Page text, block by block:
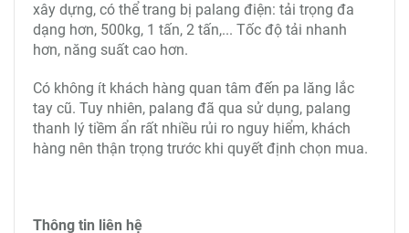
xây dựng, có thể trang bị palang điện: tải trọng đa
dạng hơn, 500kg, 1 tấn, 2 tấn,... Tốc độ tải nhanh
hơn, năng suất cao hơn.
Có không ít khách hàng quan tâm đến pa lăng lắc
tay cũ. Tuy nhiên, palang đã qua sử dụng, palang
thanh lý tiềm ẩn rất nhiều rủi ro nguy hiểm, khách
hàng nên thận trọng trước khi quyết định chọn mua.
Thông tin liên hệ